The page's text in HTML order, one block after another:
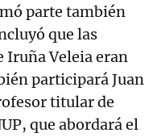
parte también
que las
Iruña Veleia eran
participará Juan
titular de
que abordará el